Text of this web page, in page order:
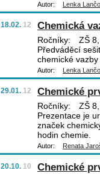
Autor: Lenka
18.02. 12 Chemická
Ročníky:
ZŠ 8,
Předváděcí
chemické
Autor: Lenka
29.01. 12 Chemické
Ročníky:
ZŠ
Prezentace je
značek
hodin chemie.
Autor: Renata
20.10. 10 Chemické